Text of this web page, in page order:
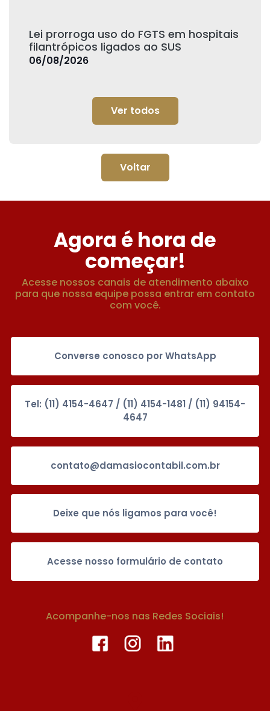
Lei prorroga uso do FGTS em hospitais
filantrópicos ligados ao SUS
06/08/2026
Ver todos
Voltar
Agora é hora de
começar!
Acesse nossos canais de atendimento abaixo
para que nossa equipe possa entrar em contato
com você.
Converse conosco por WhatsApp
Tel: (11) 4154-4647 / (11) 4154-1481 / (11) 94154-
4647
contato@damasiocontabil.com.br
Deixe que nós ligamos para você!
Acesse nosso formulário de contato
Acompanhe-nos nas Redes Sociais!